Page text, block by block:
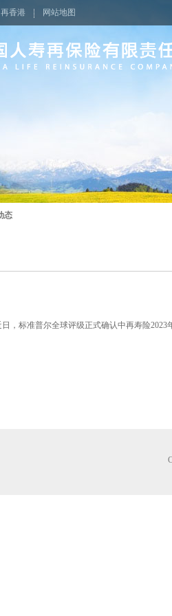
香港 网站地图
态
标准普尔全球评级正式确认中再寿险2023